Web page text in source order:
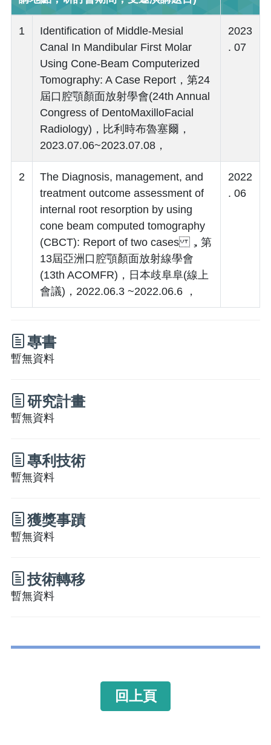
1
Identification of Middle-Mesial
Canal In Mandibular First Molar
Using Cone-Beam Computerized
Tomography: A Case Report，第24
屆口腔顎顏面放射學會(24th Annual
Congress of DentoMaxilloFacial
Radiology)，比利時布魯塞爾，
2023.07.06~2023.07.08，
2023
. 07
2
The Diagnosis, management, and
treatment outcome assessment of
internal root resorption by using
cone beam computed tomography
(CBCT): Report of two cases ，第
13屆亞洲口腔顎顏面放射線學會
(13th ACOMFR)，日本歧阜阜(線上
會議)，2022.06.3 ~2022.06.6 ，
2022
. 06
專書
暫無資料
研究計畫
暫無資料
專利技術
暫無資料
獲獎事蹟
暫無資料
技術轉移
暫無資料
回上頁